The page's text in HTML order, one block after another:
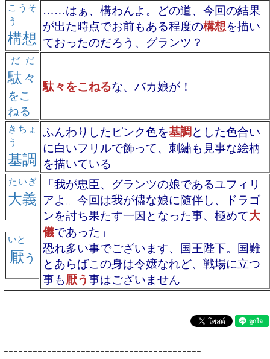
構想
こうそ
う
……はぁ、構わんよ。どの道、今回の結果
が出た時点でお前もある程度の構想を描い
ておったのだろう、グランツ？
駄々
だだ
をこ
ねる
駄々をこねるな、バカ娘が！
基調
きちょ
う
ふんわりしたピンク色を基調とした色合い
に白いフリルで飾って、刺繡も見事な絵柄
を描いている
大義
たいぎ
「我が忠臣、グランツの娘であるユフィリ
アよ。今回は我が儘な娘に随伴し、ドラゴ
ンを討ち果たす一因となった事、極めて大
儀であった」
恐れ多い事でございます、国王陛下。国難
とあらばこの身は令嬢なれど、戦場に立つ
事も厭う事はございません
厭
いと
う
-----------------------------------------